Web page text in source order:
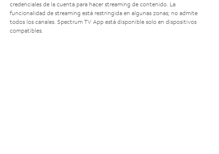
credenciales de la cuenta para hacer streaming de contenido. La
funcionalidad de streaming está restringida en algunas zonas; no admite
todos los canales. Spectrum TV App está disponible solo en dispositivos
compatibles.